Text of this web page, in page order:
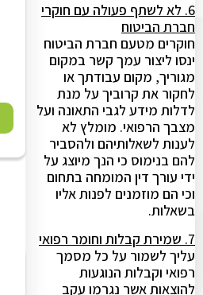
6. לא לשתף פעולה עם חוקרי
חברת הביטוח
חוקרים מטעם חברת הביטוח
ינסו ליצור עמך קשר במקום
מגוריך, מקום עבודתך או
לחקור את קרוביך על מנת
לדלות מידע לגבי התאונה ועל
מצבך הרפואי. מומלץ לא
לענות לשאלותיהם ולהסביר
להם בנימוס כי הנך מיוצג על
ידי עורך דין המומחה בתחום
וכי הם מוזמנים לפנות אליו
בשאלות.
7. שמירת קבלות וחומר רפואי
עליך לשמור על כל מסמך
רפואי וקבלות הנוגעות
להוצאות אשר נגרמו עקב